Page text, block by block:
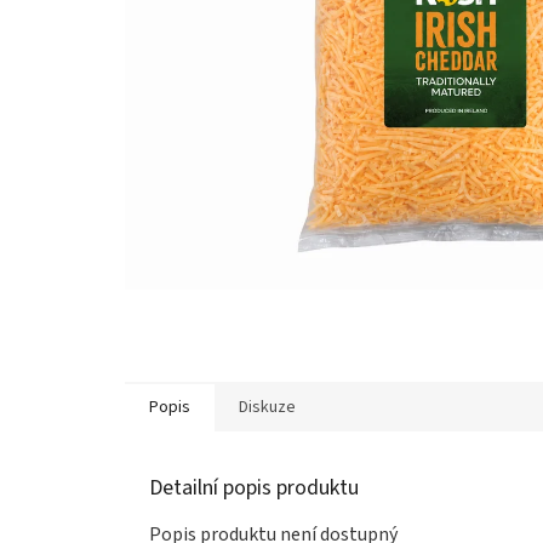
Popis Diskuze
Detailní popis produktu
Popis produktu není dostupný